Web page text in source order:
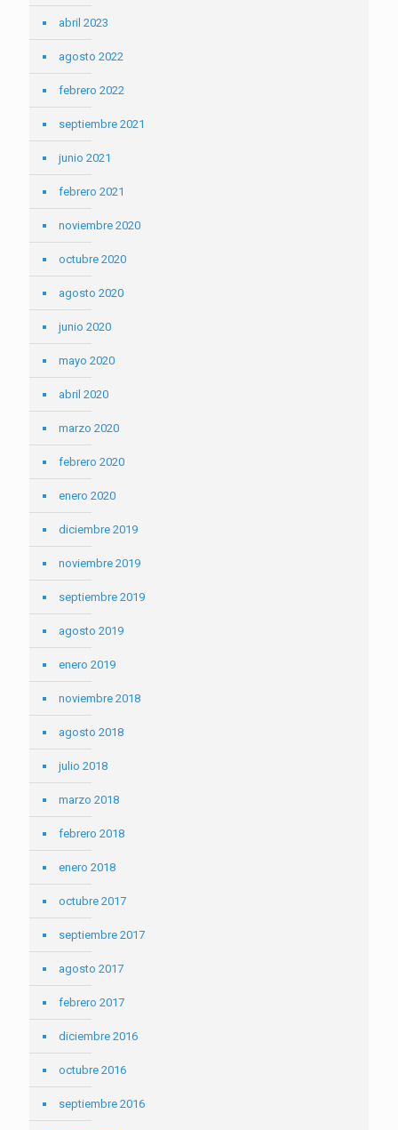
abril 2023
agosto 2022
febrero 2022
septiembre 2021
junio 2021
febrero 2021
noviembre 2020
octubre 2020
agosto 2020
junio 2020
mayo 2020
abril 2020
marzo 2020
febrero 2020
enero 2020
diciembre 2019
noviembre 2019
septiembre 2019
agosto 2019
enero 2019
noviembre 2018
agosto 2018
julio 2018
marzo 2018
febrero 2018
enero 2018
octubre 2017
septiembre 2017
agosto 2017
febrero 2017
diciembre 2016
octubre 2016
septiembre 2016